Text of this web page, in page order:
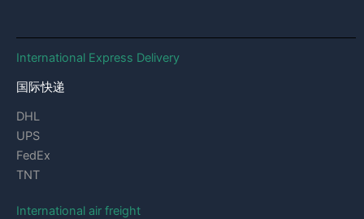
International Express Delivery
国际快递
DHL
UPS
FedEx
TNT
International air freight